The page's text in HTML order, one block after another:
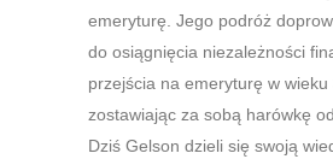
emeryturę. Jego podróż
do osiągnięcia niezależności
przejścia na emeryturę w wieku
zostawiając za sobą harówkę
Dziś Gelson dzieli się swoją